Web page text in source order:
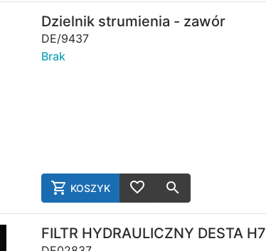
Dzielnik strumienia - zawór
DE/9437
Brak
KOSZYK
AddToCart
AddToWishlist
FILTR HYDRAULICZNY DESTA H7